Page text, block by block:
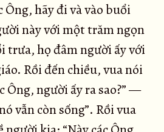
Ông, hãy đi và vào buổi
này với một trăm ngọn
trưa, họ đâm người ấy với
Rồi đến chiều, vua nói
Ông, người ấy ra sao?” —
vẫn còn sống”. Rồi vua